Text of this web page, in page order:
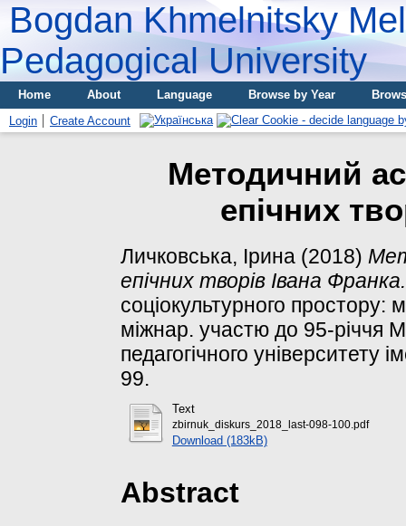
Bogdan Khmelnitsky
Pedagogical University
Home About Language Browse by Year
Login
Create Account
Методичний
епічних
Личковська, Ірина (2018)
епічних творів Івана Франка.
соціокультурного простору:
міжнар. участю до 95-річчя
педагогічного університету
99.
Text
zbirnuk_diskurs_2018_last-098-100.pdf
Download (183kB)
Abstract